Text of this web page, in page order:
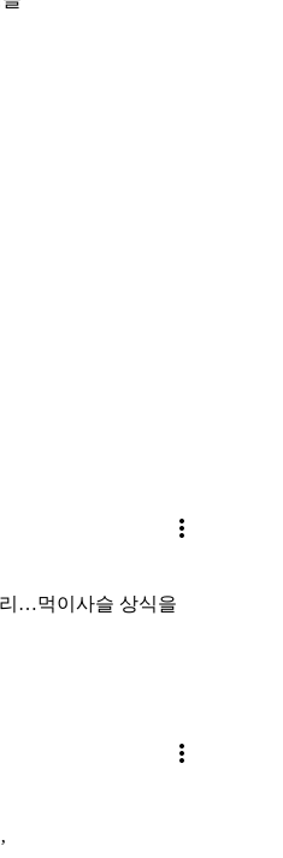
more_vert
…먹이사슬 상식을
more_vert